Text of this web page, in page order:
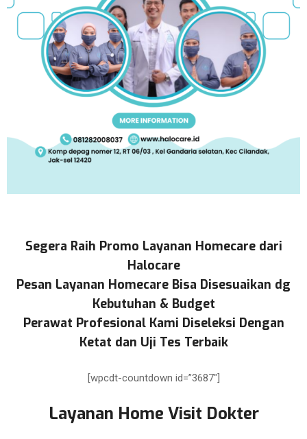
Segera Raih Promo Layanan Homecare dari
Halocare
Pesan Layanan Homecare Bisa Disesuaikan dg
Kebutuhan & Budget
Perawat Profesional Kami Diseleksi Dengan
Ketat dan Uji Tes Terbaik
[wpcdt-countdown id=”3687″]
Layanan Home Visit Dokter